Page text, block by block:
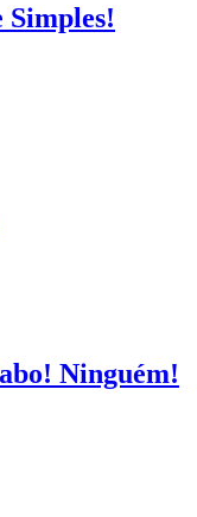
Simples!
Ninguém!